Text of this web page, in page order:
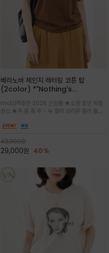
베라노바 체인지 레터링 코튼 탑
(2color) *"Nothing's
도 일어나지않는것/감각적인 레터링 프
린팅이 돋보이는 베라노바 티셔츠
md강력추천 2026 신상품 ★소량 할인 득템
찬스 ★주.문.폭.주 - 뉴 컬러 브라운 컬러 출시~
무드를 만들고 기본 베이스의 컬러감이라 출근시
럽고 유연한 코튼 소재로 편안
49,000원
29,000원 40%